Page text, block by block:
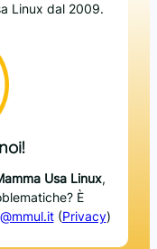
Linux dal 2009.
Usa Linux,
È
(Privacy)